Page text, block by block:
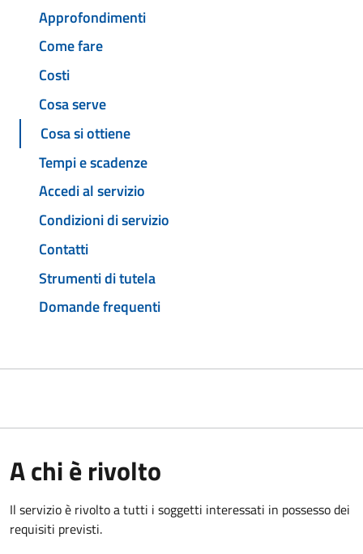
Approfondimenti
Come fare
Costi
Cosa serve
Cosa si ottiene
Tempi e scadenze
Accedi al servizio
Condizioni di servizio
Contatti
Strumenti di tutela
Domande frequenti
A chi è rivolto
Il servizio è rivolto a tutti i soggetti interessati in possesso dei
requisiti previsti.